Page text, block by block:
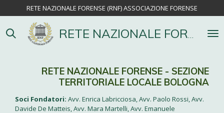
contenuto
principale
RETE NAZIONALE FORENSE
RETE NAZIONALE FORENSE (RNF) ASSOCIAZIONE FORENSE
RETE NAZIONALE FORENSE - SEZIONE
TERRITORIALE LOCALE BOLOGNA
Soci Fondatori: Avv. Enrica Labricciosa, Avv. Paolo Rossi, Avv.
Davide De Matteis, Avv. Mara Martelli, Avv. Emanuele